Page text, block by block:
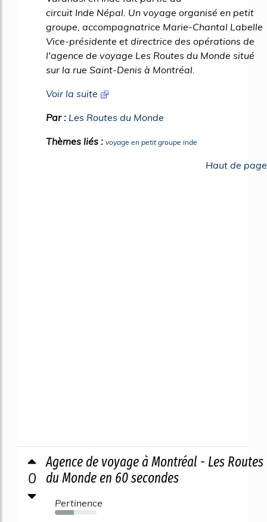
circuit Inde Népal. Un voyage organisé en petit
groupe, accompagnatrice Marie-Chantal Labelle
Vice-présidente et directrice des opérations de
l'agence de voyage Les Routes du Monde situé
sur la rue Saint-Denis à Montréal.
Voir la suite
Par : Les Routes du Monde
Thèmes liés : voyage en petit groupe inde
Haut de page
0
Agence de voyage à Montréal - Les Routes
du Monde en 60 secondes
Pertinence
45%